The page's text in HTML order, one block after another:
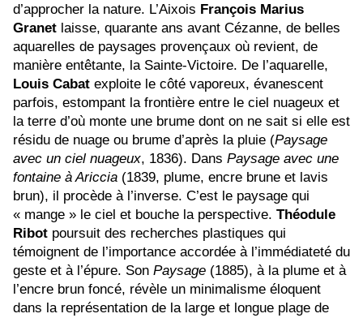
d’approcher la nature. L’Aixois François Marius
Granet laisse, quarante ans avant Cézanne, de belles
aquarelles de paysages provençaux où revient, de
manière entêtante, la Sainte-Victoire. De l’aquarelle,
Louis Cabat exploite le côté vaporeux, évanescent
parfois, estompant la frontière entre le ciel nuageux et
la terre d’où monte une brume dont on ne sait si elle est
résidu de nuage ou brume d’après la pluie (Paysage
avec un ciel nuageux, 1836). Dans Paysage avec une
fontaine à Ariccia (1839, plume, encre brune et lavis
brun), il procède à l’inverse. C’est le paysage qui
« mange » le ciel et bouche la perspective. Théodule
Ribot poursuit des recherches plastiques qui
témoignent de l’importance accordée à l’immédiateté du
geste et à l’épure. Son Paysage (1885), à la plume et à
l’encre brun foncé, révèle un minimalisme éloquent
dans la représentation de la large et longue plage de